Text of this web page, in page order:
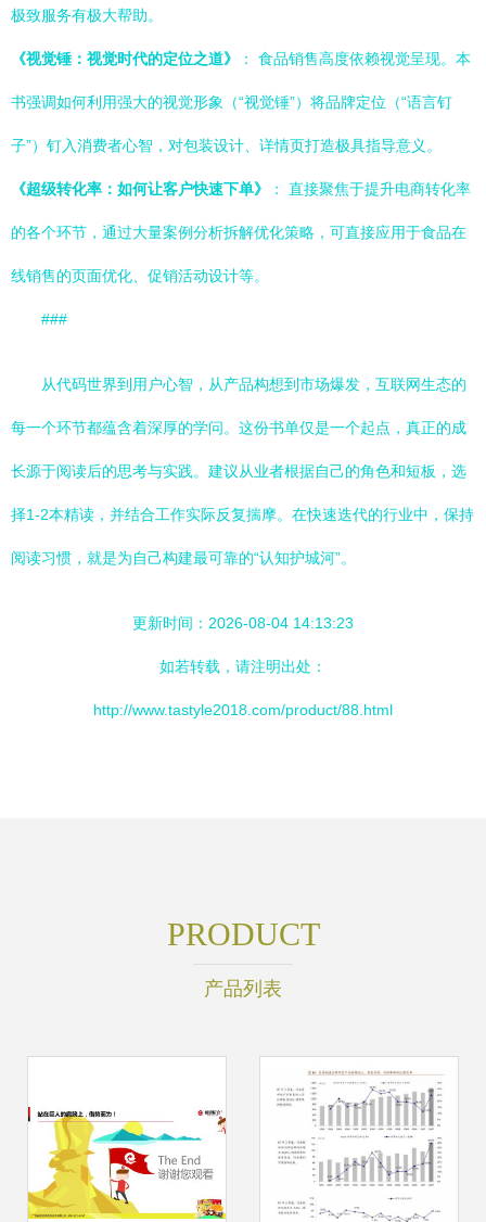
极致服务有极大帮助。
《视觉锤：视觉时代的定位之道》 ： 食品销售高度依赖视觉呈现。本
书强调如何利用强大的视觉形象（“视觉锤”）将品牌定位（“语言钉
子”）钉入消费者心智，对包装设计、详情页打造极具指导意义。
《超级转化率：如何让客户快速下单》 ： 直接聚焦于提升电商转化率
的各个环节，通过大量案例分析拆解优化策略，可直接应用于食品在
线销售的页面优化、促销活动设计等。
###
从代码世界到用户心智，从产品构想到市场爆发，互联网生态的
每一个环节都蕴含着深厚的学问。这份书单仅是一个起点，真正的成
长源于阅读后的思考与实践。建议从业者根据自己的角色和短板，选
择1-2本精读，并结合工作实际反复揣摩。在快速迭代的行业中，保持
阅读习惯，就是为自己构建最可靠的“认知护城河”。
更新时间：2026-08-04 14:13:23
如若转载，请注明出处：
http://www.tastyle2018.com/product/88.html
PRODUCT
产品列表